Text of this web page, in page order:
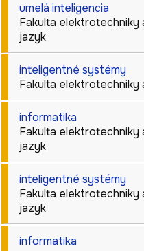
umelá inteligencia
Fakulta elektrotechniky
jazyk
inteligentné systémy
Fakulta elektrotechniky
informatika
Fakulta elektrotechniky
jazyk
inteligentné systémy
Fakulta elektrotechniky
jazyk
informatika